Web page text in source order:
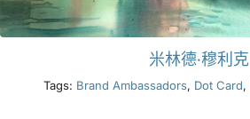
米林德·穆利克
Tags: Brand Ambassadors, Dot Card,